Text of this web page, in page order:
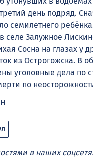
день подряд.
семилетнего
селе Залужное
Сосна на глазах у
из Острогожска. В
уголовные дела по
по
в наших